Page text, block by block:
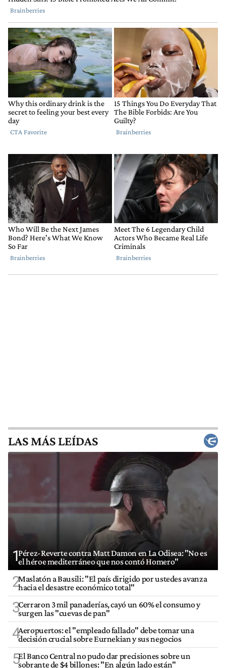
LAS MÁS LEÍDAS
1Pérez-Reverte contra Matt Damon en La Odisea: "No es
el héroe mediterráneo que nos contó Homero"
2Maslatón a Bausili: "El país dirigido por ustedes avanza
hacia el desastre económico total"
3Cerraron 3 mil panaderías, cayó un 60% el consumo y
surgen las "cuevas de pan"
4Aeropuertos: el "empleado fallado" debe tomar una
decisión crucial sobre Eurnekian y sus negocios
5El Banco Central no pudo dar precisiones sobre un
sobrante de $4 billones: "En algún lado están"